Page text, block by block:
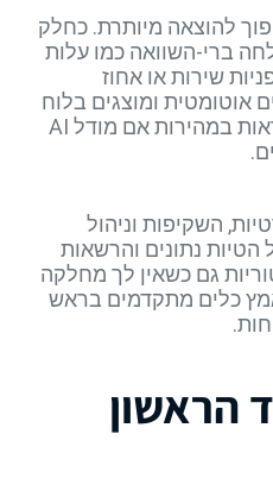
להוצאה מיותרת. כחלק
ברי-השוואה כמו עלות
שירות או אחוז
אוטומטית ומוצגים בלוח
מחוונים אחד, כך שתוכל לראות במהירות אם מודל AI
השקיפות וניהול
הטיות נתונים והרשאות
גם כשאין לך מחלקה
כלים מתקדמים בראש
הראשון